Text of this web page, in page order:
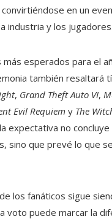
en un
industria y los jugadores.
esperados para el
también resaltará
, Grand Theft Auto VI,
Evil Requiemy The
expectativa no concluye
sino que prevé lo que
los fanáticos sigue
voto puede marcar la